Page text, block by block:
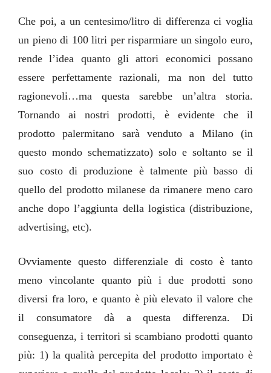
Che poi, a un centesimo/litro di differenza ci voglia
un pieno di 100 litri per risparmiare un singolo euro,
rende l’idea quanto gli attori economici possano
essere perfettamente razionali, ma non del tutto
ragionevoli…ma questa sarebbe un’altra storia.
Tornando ai nostri prodotti, è evidente che il
prodotto palermitano sarà venduto a Milano (in
questo mondo schematizzato) solo e soltanto se il
suo costo di produzione è talmente più basso di
quello del prodotto milanese da rimanere meno caro
anche dopo l’aggiunta della logistica (distribuzione,
advertising, etc).
Ovviamente questo differenziale di costo è tanto
meno vincolante quanto più i due prodotti sono
diversi fra loro, e quanto è più elevato il valore che
il consumatore dà a questa differenza. Di
conseguenza, i territori si scambiano prodotti quanto
più: 1)la qualità percepita del prodotto importato è